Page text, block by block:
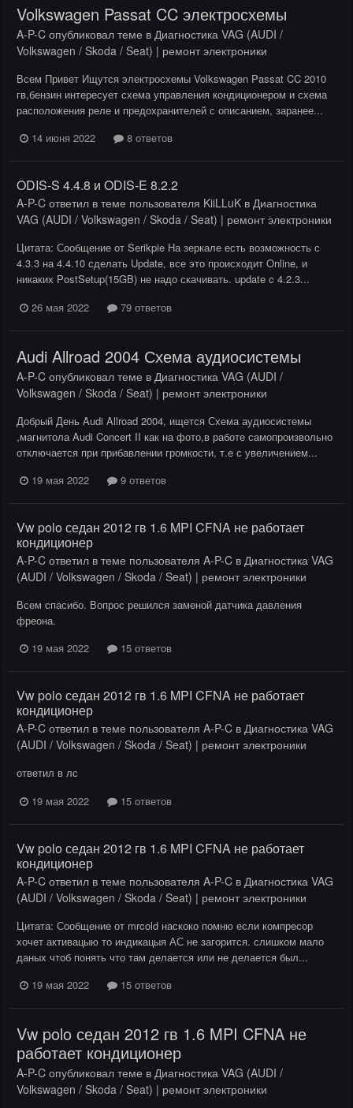
Volkswagen Passat CC электросхемы
A-P-C опубликовал теме в Диагностика VAG (AUDI /
Volkswagen / Skoda / Seat) | ремонт электроники
Всем Привет Ищутся электросхемы Volkswagen Passat CC 2010
гв,бензин интересует схема управления кондиционером и схема
расположения реле и предохранителей с описанием, заранее...
14 июня 2022
8 ответов
ODIS-S 4.4.8 и ODIS-E 8.2.2
A-P-C ответил в теме пользователя KiiLLuK в Диагностика
VAG (AUDI / Volkswagen / Skoda / Seat) | ремонт электроники
Цитата: Сообщение от Serikpie На зеркале есть возможность с
4.3.3 на 4.4.10 сделать Update, все это происходит Online, и
никаких PostSetup(15GB) не надо скачивать. update c 4.2.3...
26 мая 2022
79 ответов
Audi Allroad 2004 Схема аудиосистемы
A-P-C опубликовал теме в Диагностика VAG (AUDI /
Volkswagen / Skoda / Seat) | ремонт электроники
Добрый День Audi Allroad 2004, ищется Схема аудиосистемы
,магнитола Audi Concert II как на фото,в работе самопроизвольно
отключается при прибавлении громкости, т.е с увеличением...
19 мая 2022
9 ответов
Vw polo седан 2012 гв 1.6 MPI CFNA не работает
кондиционер
A-P-C ответил в теме пользователя A-P-C в Диагностика VAG
(AUDI / Volkswagen / Skoda / Seat) | ремонт электроники
Всем спасибо. Вопрос решился заменой датчика давления
фреона.
19 мая 2022
15 ответов
Vw polo седан 2012 гв 1.6 MPI CFNA не работает
кондиционер
A-P-C ответил в теме пользователя A-P-C в Диагностика VAG
(AUDI / Volkswagen / Skoda / Seat) | ремонт электроники
ответил в лс
19 мая 2022
15 ответов
Vw polo седан 2012 гв 1.6 MPI CFNA не работает
кондиционер
A-P-C ответил в теме пользователя A-P-C в Диагностика VAG
(AUDI / Volkswagen / Skoda / Seat) | ремонт электроники
Цитата: Сообщение от mrcold наскоко помню если компресор
хочет активацыю то индикацыя АС не загорится. слишком мало
даных чтоб понять что там делается или не делается был...
19 мая 2022
15 ответов
Vw polo седан 2012 гв 1.6 MPI CFNA не
работает кондиционер
A-P-C опубликовал теме в Диагностика VAG (AUDI /
Volkswagen / Skoda / Seat) | ремонт электроники